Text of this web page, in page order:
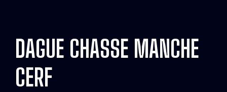
DAGUE CHASSE MANCHE
CERF